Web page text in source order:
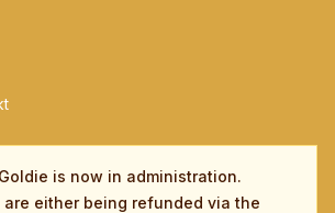
is now in administration.
are either being refunded via the